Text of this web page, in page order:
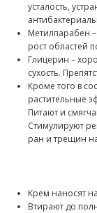
усталость,
Метилпарабен
рост областей
Глицерин –
сухость.
Кроме того в
растительные
Питают и
Стимулируют
ран и трещин
Крем наносят
Втирают до